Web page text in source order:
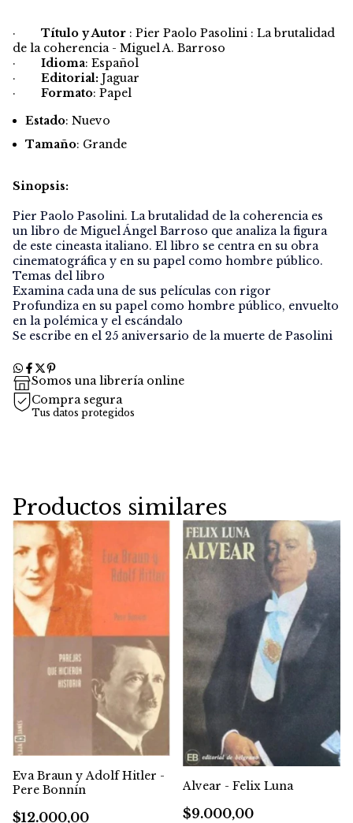
· Título y Autor : Pier Paolo Pasolini : La brutalidad
de la coherencia - Miguel A. Barroso
· Idioma: Español
· Editorial: Jaguar
· Formato: Papel
Estado: Nuevo
Tamaño: Grande
Sinopsis:
Pier Paolo Pasolini. La brutalidad de la coherencia es
un libro de Miguel Ángel Barroso que analiza la figura
de este cineasta italiano. El libro se centra en su obra
cinematográfica y en su papel como hombre público.
Temas del libro
Examina cada una de sus películas con rigor
Profundiza en su papel como hombre público, envuelto
en la polémica y el escándalo
Se escribe en el 25 aniversario de la muerte de Pasolini
Somos una librería online
Compra segura
Tus datos protegidos
Productos similares
Eva Braun y Adolf Hitler -
Pere Bonnín
$12.000,00
Alvear - Felix Luna
$9.000,00